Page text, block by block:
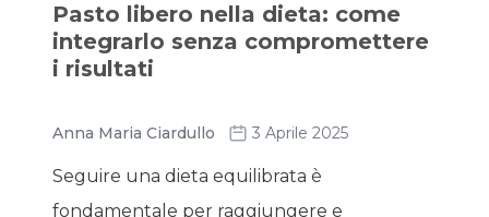
Pasto libero nella dieta: come
integrarlo senza compromettere
i risultati
Anna Maria Ciardullo 3 Aprile 2025
Seguire una dieta equilibrata è
fondamentale per raggiungere e